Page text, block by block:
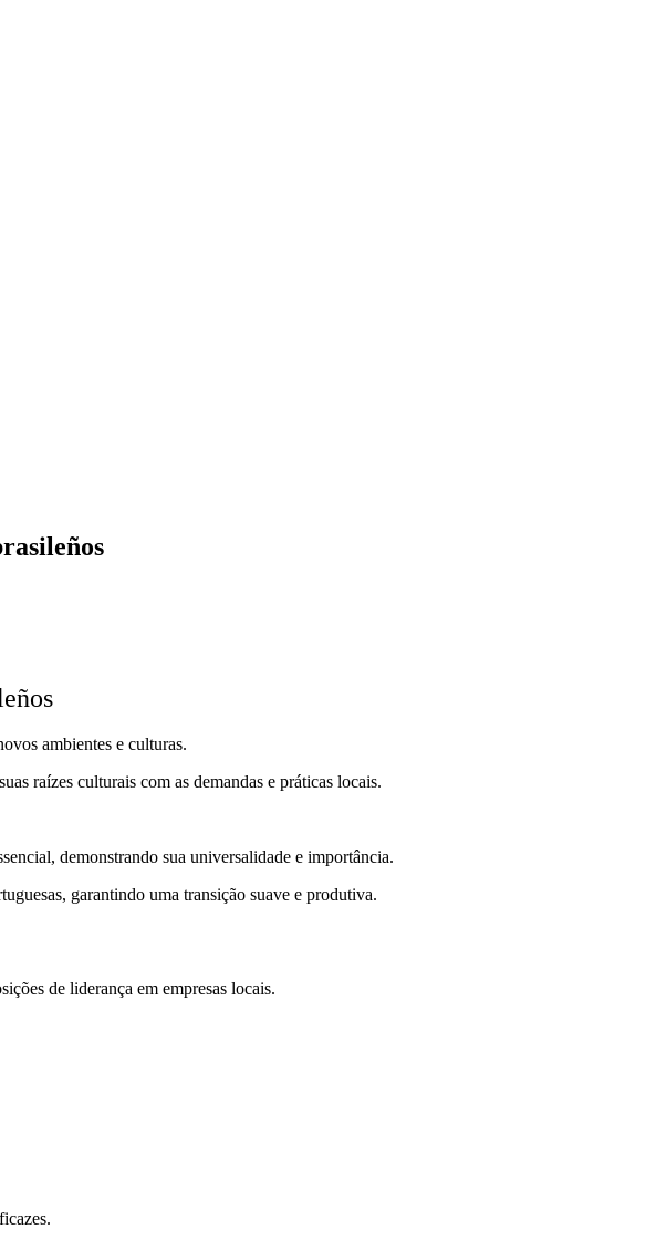
ambientes e culturas.
raízes culturais com as demandas e práticas locais.
demonstrando sua universalidade e importância.
garantindo uma transição suave e produtiva.
de liderança em empresas locais.